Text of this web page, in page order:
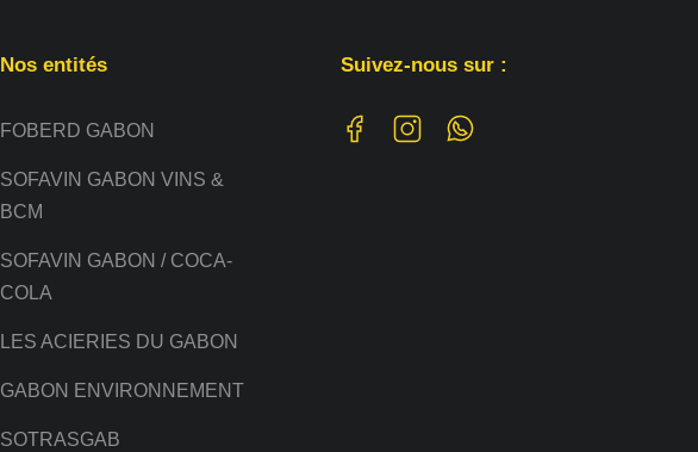
Nos entités
FOBERD GABON
SOFAVIN GABON VINS &
BCM
SOFAVIN GABON / COCA-
COLA
LES ACIERIES DU GABON
GABON ENVIRONNEMENT
SOTRASGAB
Suivez-nous sur :